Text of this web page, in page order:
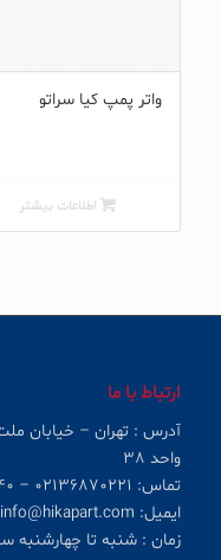
واتر پمپ کیا سراتو
اطلاعات بیشتر
ارتباط با ما
آدرس : تهران – خیابان
واحد ۳۸
تماس: ۰۲۱۳۶۸۷۰۲۲۱ – ۰۲۱۳۶۳۴۹۶۴۰
ایمیل: info@hikapart.com
زمان : شنبه تا چهارشنبه ساعت ۸ صبح تا